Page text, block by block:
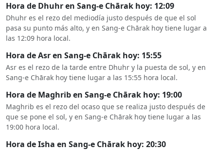
Hora de Dhuhr en Sang-e Chārak hoy: 12:09
Dhuhr es el rezo del mediodía justo después de que el sol
pasa su punto más alto, y en Sang-e Chārak hoy tiene lugar a
las 12:09 hora local.
Hora de Asr en Sang-e Chārak hoy: 15:55
Asr es el rezo de la tarde entre Dhuhr y la puesta de sol, y en
Sang-e Chārak hoy tiene lugar a las 15:55 hora local.
Hora de Maghrib en Sang-e Chārak hoy: 19:00
Maghrib es el rezo del ocaso que se realiza justo después de
que se pone el sol, y en Sang-e Chārak hoy tiene lugar a las
19:00 hora local.
Hora de Isha en Sang-e Chārak hoy: 20:30